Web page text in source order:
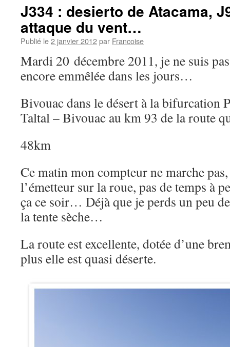
J334 : desierto de Atacama,
attaque du vent…
Publié le2 janvier 2012par Francoise
Mardi 20 décembre 2011, je ne suis
encore emmêlée dans les jours…
Bivouac dans le désert à la bifurcation
Taltal – Bivouac au km 93 de la route
48km
Ce matin mon compteur ne marche
l’émetteur sur la roue, pas de temps à
ça ce soir… Déjà que je perds un peu
la tente sèche…
La route est excellente, dotée d’une
plus elle est quasi déserte.